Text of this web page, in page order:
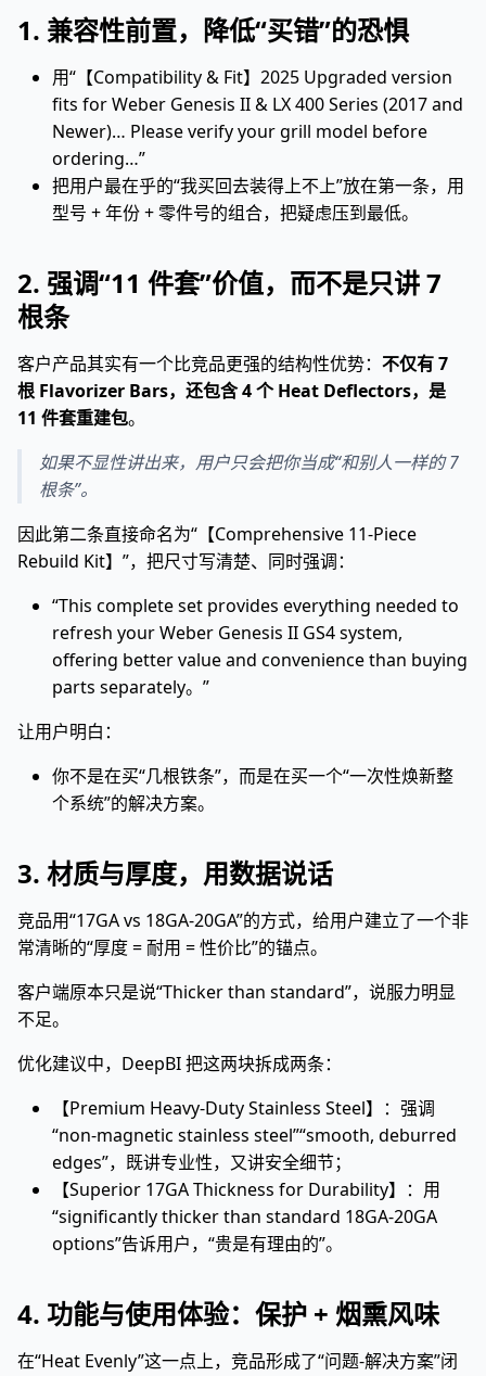
1. 兼容性前置，降低“买错”的恐惧
用“【Compatibility & Fit】2025 Upgraded version
fits for Weber Genesis II & LX 400 Series (2017 and
Newer)… Please verify your grill model before
ordering…”
把用户最在乎的“我买回去装得上不上”放在第一条，用
型号 + 年份 + 零件号的组合，把疑虑压到最低。
2. 强调“11 件套”价值，而不是只讲 7
根条
客户产品其实有一个比竞品更强的结构性优势： 不仅有 7
根 Flavorizer Bars，还包含 4 个 Heat Deflectors，是
11 件套重建包。
如果不显性讲出来，用户只会把你当成“和别人一样的 7
根条”。
因此第二条直接命名为“【Comprehensive 11-Piece
Rebuild Kit】”，把尺寸写清楚、同时强调：
“This complete set provides everything needed to
refresh your Weber Genesis II GS4 system,
offering better value and convenience than buying
parts separately。”
让用户明白：
你不是在买“几根铁条”，而是在买一个“一次性焕新整
个系统”的解决方案。
3. 材质与厚度，用数据说话
竞品用“17GA vs 18GA-20GA”的方式，给用户建立了一个非
常清晰的“厚度 = 耐用 = 性价比”的锚点。
客户端原本只是说“Thicker than standard”，说服力明显
不足。
优化建议中，DeepBI 把这两块拆成两条：
【Premium Heavy-Duty Stainless Steel】：强调
“non-magnetic stainless steel”“smooth, deburred
edges”，既讲专业性，又讲安全细节；
【Superior 17GA Thickness for Durability】：用
“significantly thicker than standard 18GA-20GA
options”告诉用户，“贵是有理由的”。
4. 功能与使用体验：保护 + 烟熏风味
在“Heat Evenly”这一点上，竞品形成了“问题-解决方案”闭